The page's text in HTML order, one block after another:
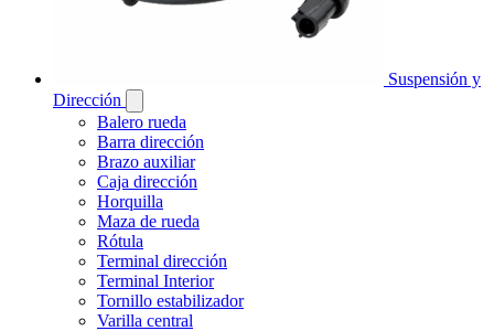
Suspensión y
Dirección
Balero rueda
Barra dirección
Brazo auxiliar
Caja dirección
Horquilla
Maza de rueda
Rótula
Terminal dirección
Terminal Interior
Tornillo estabilizador
Varilla central